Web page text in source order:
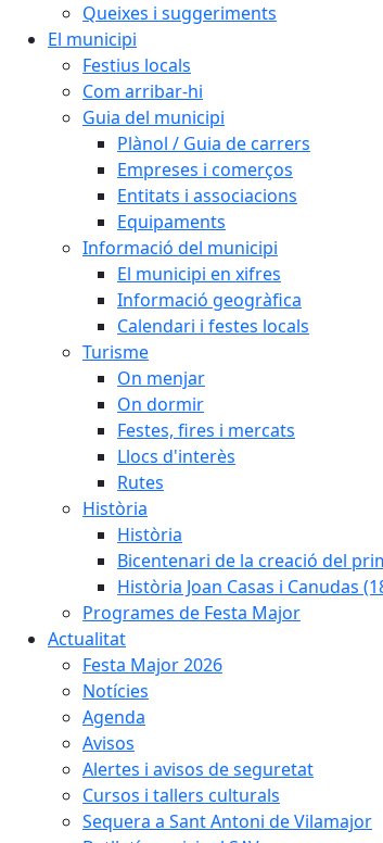
Queixes i suggeriments
El municipi
Festius locals
Com arribar-hi
Guia del municipi
Plànol / Guia de carrers
Empreses i comerços
Entitats i associacions
Equipaments
Informació del municipi
El municipi en xifres
Informació geogràfica
Calendari i festes locals
Turisme
On menjar
On dormir
Festes, fires i mercats
Llocs d'interès
Rutes
Història
Història
Bicentenari de la creació del
Història Joan Casas i Canudas
Programes de Festa Major
Actualitat
Festa Major 2026
Notícies
Agenda
Avisos
Alertes i avisos de seguretat
Cursos i tallers culturals
Sequera a Sant Antoni de Vilamajor